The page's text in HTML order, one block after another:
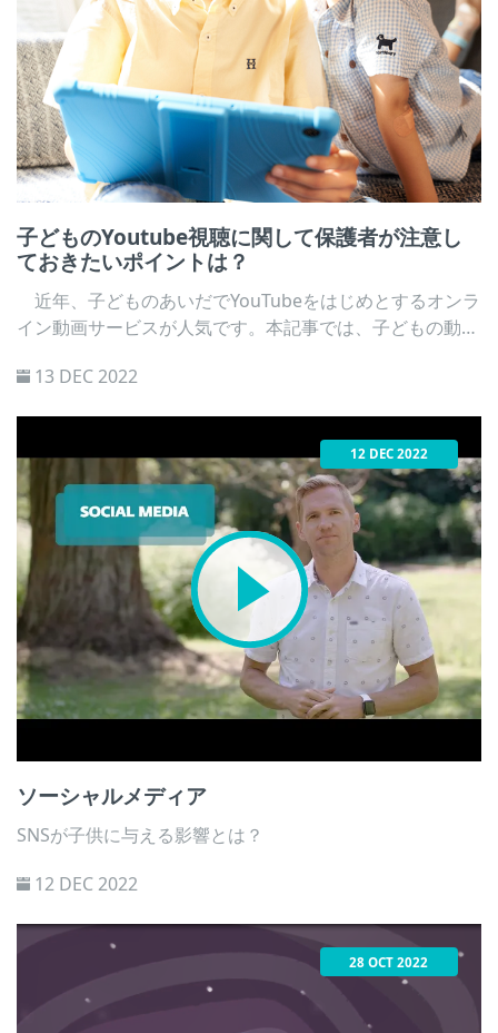
子どものYoutube視聴に関して保護者が注意し
ておきたいポイントは？
近年、子どものあいだでYouTubeをはじめとするオンラ
イン動画サービスが人気です。本記事では、子どもの動画
します。 総務省（2022）「令和3年度 情報通信メディ
ーネット利用項目のうち10代が最も時間を費やしているの
は、「動画投稿・共有サービスを見る」で、平日で89.3
分、休日で129.9分でした。内閣府調査の「令和3年度 青
少年のインターネット利用環境実態調査」でも、インター
ネットを利用している13歳以上の子どもの90.3%が「動画
を見る」と回答しています。また、低年齢層（0歳から9
歳）の子どもを対象とした保護者への調査の結果、94.0%
の子どもが「動画を見る」目的でインターネットを利用し
ていました。ここから、どの年齢の子どもも日常的に動画
視聴を楽しんでいる様子が伺えます。
13 DEC 2022
12 DEC 2022
ソーシャルメディア
SNSが子供に与える影響とは？
12 DEC 2022
28 OCT 2022